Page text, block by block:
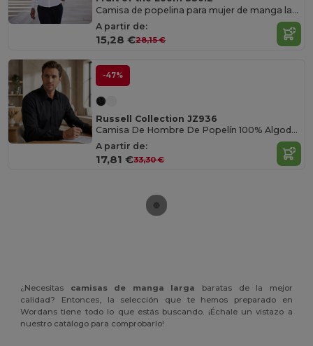
Camisa de popelina para mujer de manga larga
A partir de:
15,28 €28,15 €
-47%
Russell Collection JZ936
Camisa De Hombre De Popelín 100% Algodón
A partir de:
17,81 €33,30 €
¿Necesitas camisas de manga larga
baratas de la mejor
calidad? Entonces, la selección que te hemos preparado en
Wordans tiene todo lo que estás buscando. ¡Échale un vistazo a
nuestro catálogo para comprobarlo!